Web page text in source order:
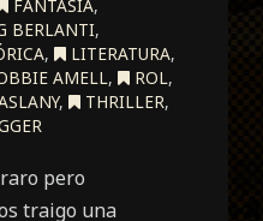
FANTASÍA,
BERLANTI,
, LITERATURA,
AMELL, ROL,
, THRILLER,
pero
traigo una